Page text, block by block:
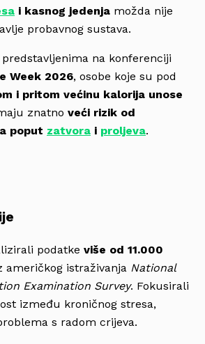
i kasnog jedenja možda nije
probavnog sustava.
na konferenciji
Week 2026, osobe koje su pod
i pritom većinu kalorija unose
znatno veći rizik od
poput zatvora i proljeva.
podatke više od 11.000
američkog istraživanja National
Examination Survey. Fokusirali
između kroničnog stresa,
s radom crijeva.